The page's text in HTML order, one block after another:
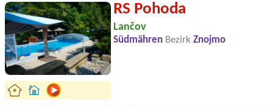
RS Pohoda
Lančov
Südmähren Bezirk Znojmo